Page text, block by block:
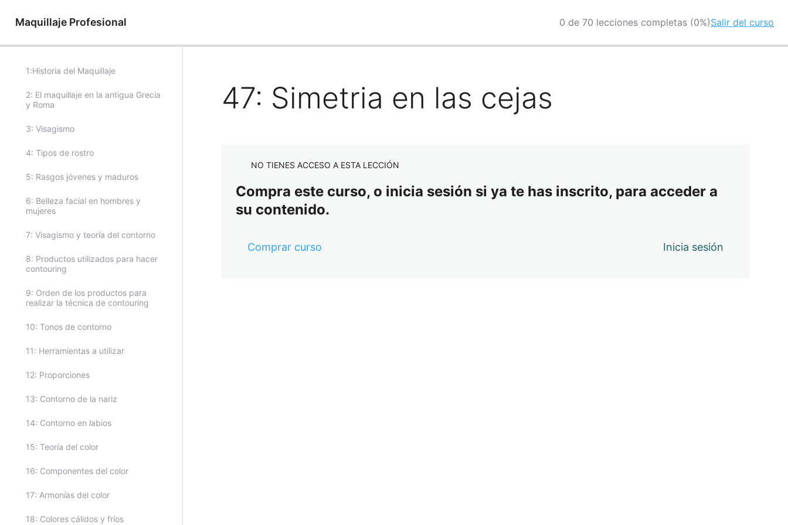
Maquillaje Profesional 0 de 70 lecciones completas (0%)Salir del curso
1:Historia del Maquillaje
2: El maquillaje en la antigua Grecia
y Roma
3: Visagismo
4: Tipos de rostro
5: Rasgos jóvenes y maduros
6: Belleza facial en hombres y
mujeres
7: Visagismo y teoría del contorno
8: Productos utilizados para hacer
contouring
9: Orden de los productos para
realizar la técnica de contouring
10: Tonos de contorno
11: Herramientas a utilizar
12: Proporciones
13: Contorno de la nariz
14: Contorno en labios
15: Teoría del color
16: Componentes del color
17: Armonías del color
18: Colores cálidos y fríos
47: Simetria en las cejas
NO TIENES ACCESO A ESTA LECCIÓN
Compra este curso, o inicia sesión si ya te has inscrito, para acceder a
su contenido.
Comprar curso Inicia sesión